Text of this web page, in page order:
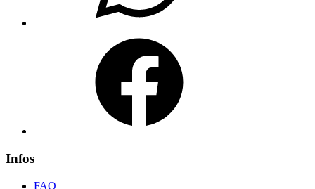
Infos
FAQ